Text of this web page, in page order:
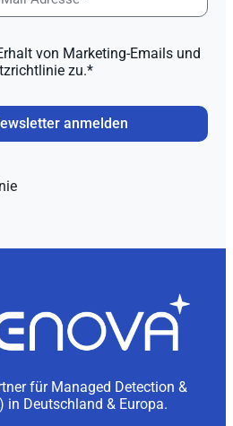
von Marketing-Emails und
zu.*
anmelden
für Managed Detection &
in Deutschland & Europa.